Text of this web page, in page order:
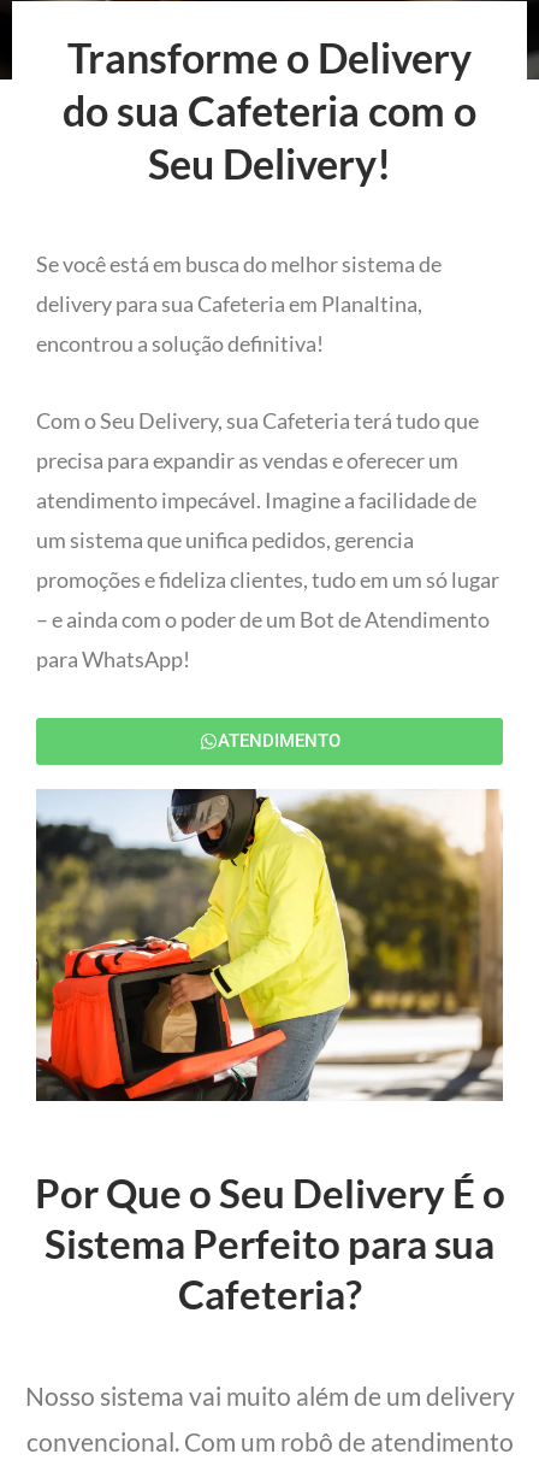
Transforme o Delivery
do sua Cafeteria com o
Seu Delivery!
Se você está em busca do melhor sistema de
delivery para sua Cafeteria em Planaltina,
encontrou a solução definitiva!
Com o Seu Delivery, sua Cafeteria terá tudo que
precisa para expandir as vendas e oferecer um
atendimento impecável. Imagine a facilidade de
um sistema que unifica pedidos, gerencia
promoções e fideliza clientes, tudo em um só lugar
– e ainda com o poder de um Bot de Atendimento
para WhatsApp!
ATENDIMENTO
Por Que o Seu Delivery É o
Sistema Perfeito para sua
Cafeteria?
Nosso sistema vai muito além de um delivery
convencional. Com um robô de atendimento